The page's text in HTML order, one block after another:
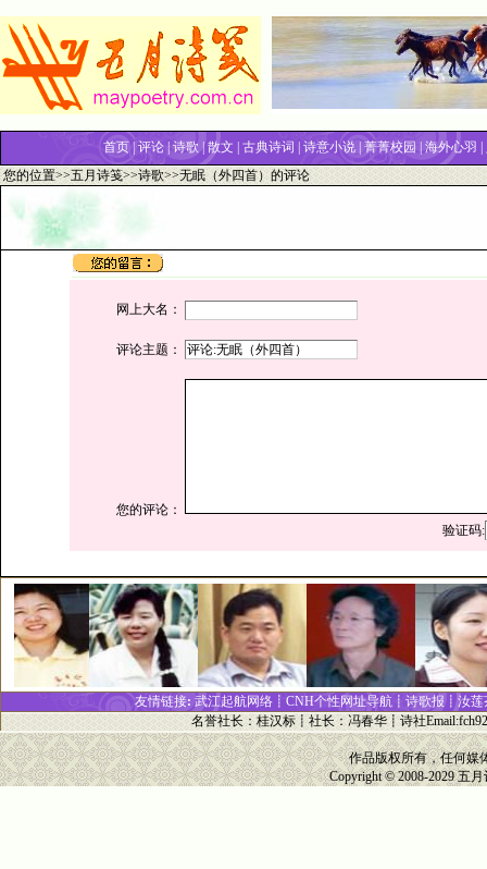
首页 评论 诗歌 |散文 古典诗词 诗意小说 菁菁校园| 海外心羽
您的位置>>五月诗笺>>诗歌>>无眠（外四首）的评论
网上大名：
评论主题：
您的评论：
验证码:
友情链接: 武江起航网络┋ CNH个性网址导航┋ 诗歌报┋汝莲
名誉社长：桂汉标┋社长：冯春华┋诗社Email:
作品版权所有，任何媒
Copyright © 2008-2029 五月